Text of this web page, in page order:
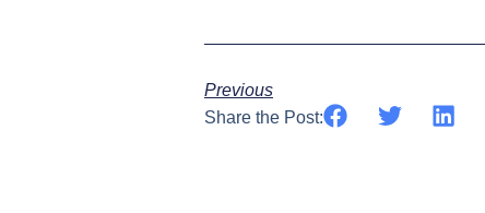
Previous
Share the Post: